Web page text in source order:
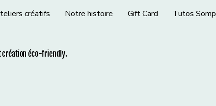
créatifs Notre histoire Gift Card Tutos Somp
création éco-friendly.